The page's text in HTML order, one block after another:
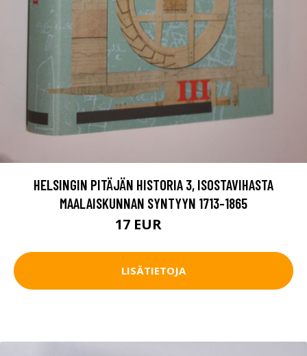
HELSINGIN PITÄJÄN HISTORIA 3, ISOSTAVIHASTA
MAALAISKUNNAN SYNTYYN 1713-1865
17 EUR
LISÄTIETOJA